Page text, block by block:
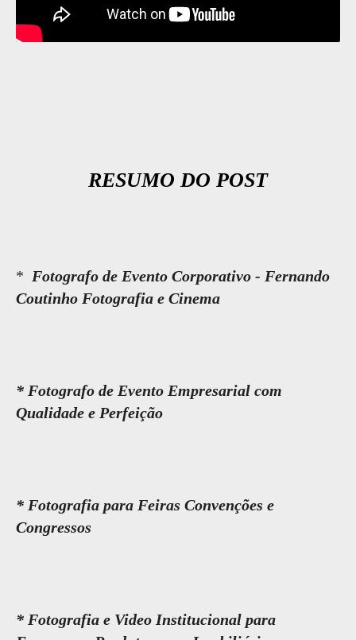
RESUMO DO POST
* Fotografo de Evento Corporativo - Fernando
Coutinho Fotografia e Cinema
* Fotografo de Evento Empresarial com
Qualidade e Perfeição
* Fotografia para Feiras Convenções e
Congressos
* Fotografia e Video Institucional para